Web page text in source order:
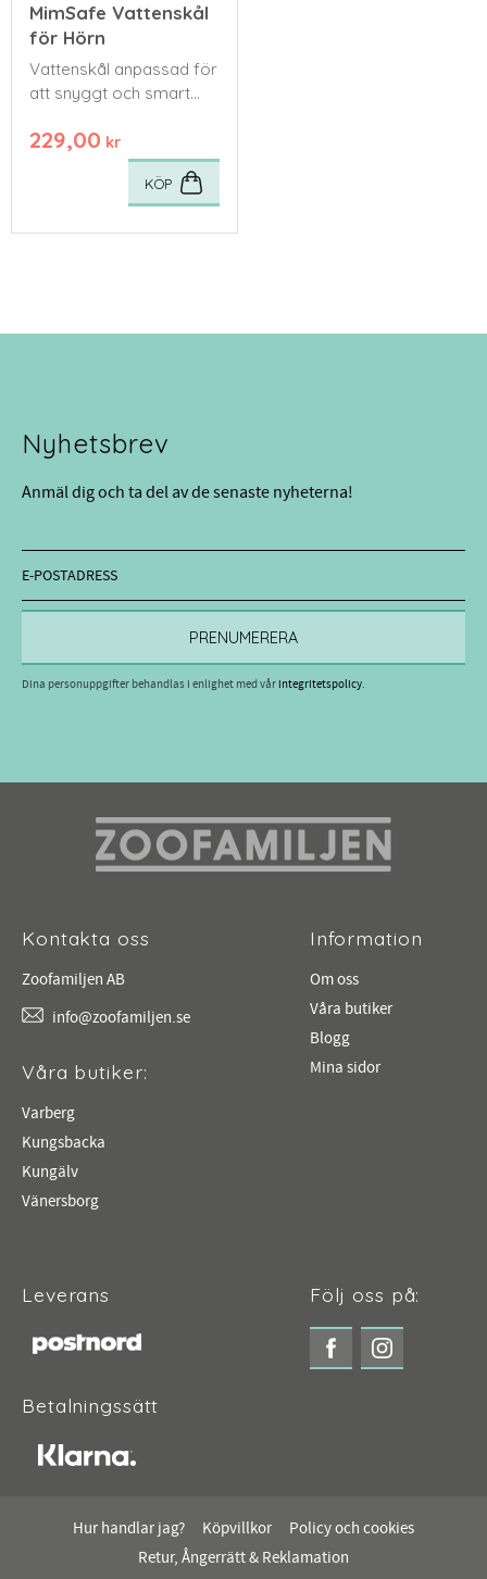
MimSafe Vattenskål
för Hörn
Vattenskål anpassad för
att snyggt och smart
229,00 kr
KÖP
Nyhetsbrev
Anmäl dig och ta del av de senaste nyheterna!
PRENUMERERA
Dina personuppgifter behandlas i enlighet med vårintegritetspolicy.
Kontakta oss
Zoofamiljen AB
info@zoofamiljen.se
Våra butiker:
Varberg
Kungsbacka
Kungälv
Vänersborg
Information
Om oss
Våra butiker
Blogg
Mina sidor
Leverans
Betalningssätt
Följ oss på:
Hur handlar jag? Köpvillkor
Policy och cookies
Retur, Ångerrätt & Reklamation